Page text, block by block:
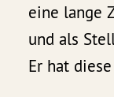
eine lange
und als
Er hat